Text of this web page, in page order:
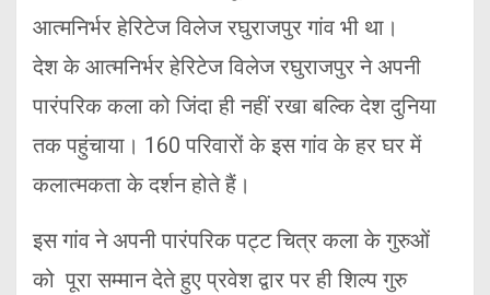
आत्मनिर्भर हेरिटेज विलेज रघुराजपुर गांव भी था।
देश के आत्मनिर्भर हेरिटेज विलेज रघुराजपुर ने अपनी
पारंपरिक कला को जिंदा ही नहीं रखा बल्कि देश दुनिया
तक पहुंचाया। 160 परिवारों के इस गांव के हर घर में
कलात्मकता के दर्शन होते हैं।
इस गांव ने अपनी पारंपरिक पट्ट चित्र कला के गुरुओं
को पूरा सम्मान देते हुए प्रवेश द्वार पर ही शिल्प गुरु